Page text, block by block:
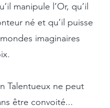
manipule l’Or, qu’il
né et qu’il puisse
imaginaires
Talentueux ne peut
être convoité...